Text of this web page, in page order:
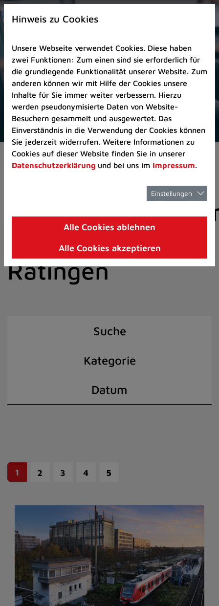
Zur
Startseite
Zum
Seitenanfang
springen
(Schnelltaste
A)
Zur
Navigation/Menü
springen
(Schnelltaste
M)
Zur
8)
I)
Pressemeldungen
der Stadt
Ratingen
Suche
Kategorie
Datum
1 2 3 4 5
Hinweis zu Cookies
Unsere Webseite verwendet Cookies. Diese haben
zwei Funktionen: Zum einen sind sie erforderlich für
die grundlegende Funktionalität unserer Website. Zum
anderen können wir mit Hilfe der Cookies unsere
Inhalte für Sie immer weiter verbessern. Hierzu
werden pseudonymisierte Daten von Website-
Besuchern gesammelt und ausgewertet. Das
Einverständnis in die Verwendung der Cookies können
Sie jederzeit widerrufen. Weitere Informationen zu
Cookies auf dieser Website finden Sie in unserer
Datenschutzerklärung und bei uns im Impressum.
Einstellungen
Alle Cookies ablehnen
Alle Cookies akzeptieren